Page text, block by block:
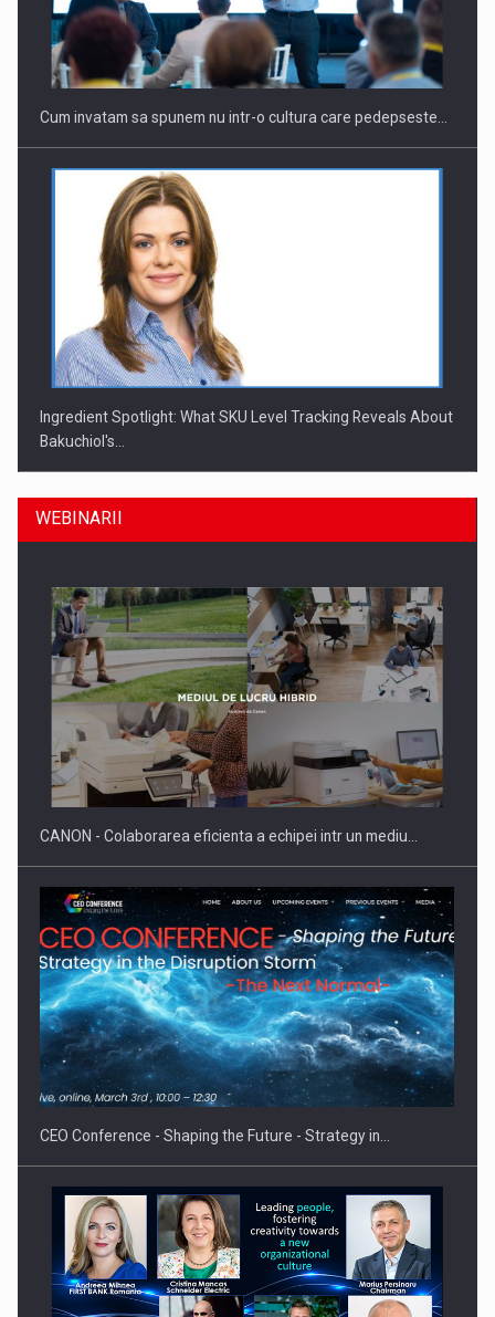
Cum invatam sa spunem nu intr-o cultura care pedepseste…
Ingredient Spotlight: What SKU Level Tracking Reveals About
Bakuchiol's…
Producatorii si comerciantii care nu se supun noilor
reglementari…
Proteinmaxxing and the Future of Protein Demand
WEBINARII
CANON - Colaborarea eficienta a echipei intr un mediu…
CEO Conference - Shaping the Future - Strategy in…